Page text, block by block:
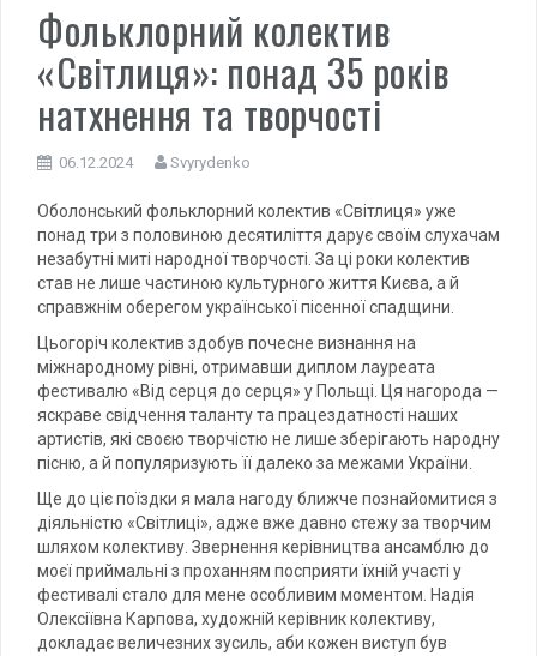
Фольклорний колектив
«Світлиця»: понад 35 років
натхнення та творчості
06.12.2024 Svyrydenko
Оболонський фольклорний колектив «Світлиця» уже
понад три з половиною десятиліття дарує своїм слухачам
незабутні миті народної творчості. За ці роки колектив
став не лише частиною культурного життя Києва, а й
справжнім оберегом української пісенної спадщини.
Цьогоріч колектив здобув почесне визнання на
міжнародному рівні, отримавши диплом лауреата
фестивалю «Від серця до серця» у Польщі. Ця нагорода —
яскраве свідчення таланту та працездатності наших
артистів, які своєю творчістю не лише зберігають народну
пісню, а й популяризують її далеко за межами України.
Ще до ціє поїздки я мала нагоду ближче познайомитися з
діяльністю «Світлиці», адже вже давно стежу за творчим
шляхом колективу. Звернення керівництва ансамблю до
моєї приймальні з проханням посприяти їхній участі у
фестивалі стало для мене особливим моментом. Надія
Олексіївна Карпова, художній керівник колективу,
докладає величезних зусиль, аби кожен виступ був